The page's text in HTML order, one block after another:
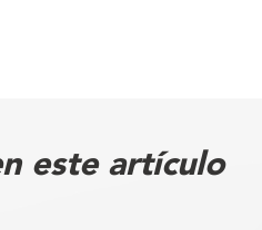
este artículo